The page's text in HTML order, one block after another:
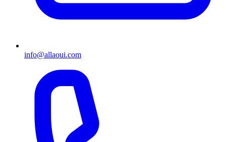
info@allaoui.com